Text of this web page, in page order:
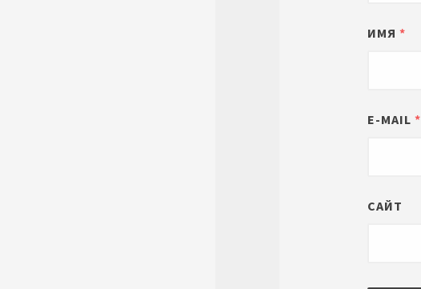
ИМЯ*
E-MAIL*
САЙТ